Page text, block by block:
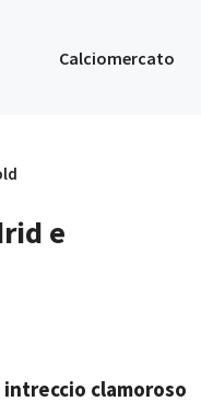
Calciomercato
e
clamoroso